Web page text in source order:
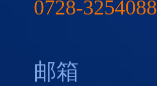
0728-3254088
邮箱